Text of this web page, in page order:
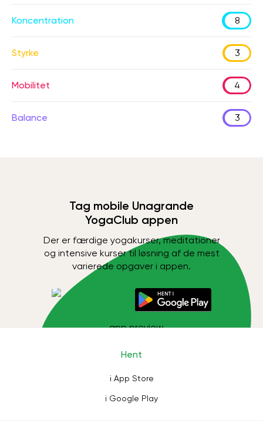
Koncentration 8
Styrke 3
Mobilitet 4
Balance 3
Tag mobile Unagrande
YogaClub appen
Der er færdige yogakurser, meditationer
og intensive kurser til løsning af de mest
varierede opgaver i appen.
Hent
i App Store
i Google Play